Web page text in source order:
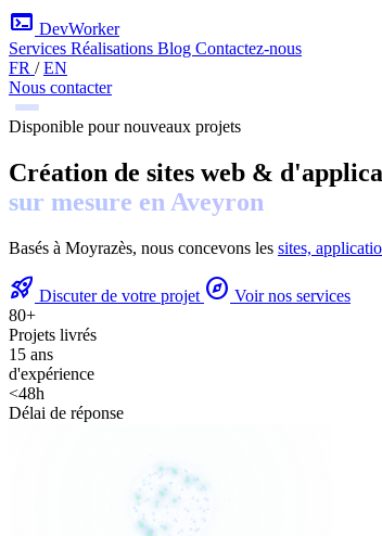
terminal DevWorker
Services Réalisations Blog Contactez-nous
FR / EN
Nous contacter
Disponible pour nouveaux projets
Création de sites web &
sur mesure en Aveyron
Basés à Moyrazès, nous concevons les sites,
rocket_launch Discuter de votre projet explore Voir nos services
80+
Projets livrés
15 ans
d'expérience
<48h
Délai de réponse